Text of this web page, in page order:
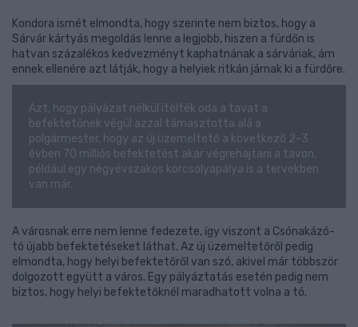
Kondora ismét elmondta, hogy szerinte nem biztos, hogy a
Sárvár kártyás megoldás lenne a legjobb, hiszen a fürdőn is
hatvan százalékos kedvezményt kaphatnának a sárváriak, ám
ennek ellenére azt látják, hogy a helyiek ritkán járnak ki a fürdőre.
Azt, hogy pályázat nélkül ítélték oda a tavat a
befektetőnek végül azzal támasztotta alá a
polgármester, hogy az új üzemeltető a következő 2-3
évben 70 milliós befektetést akar végrehajtani a tavon,
például egy négyévszakos korcsolyapálya is a tervekben
van már.
A városnak erre nem lenne fedezete, így viszont a Csónakázó-
tó újabb befektetéseket láthat. Az új üzemeltetőről pedig
elmondta, hogy helyi befektetőről van szó, akivel már többször
dolgozott együtt a város. Egy pályáztatás esetén pedig nem
biztos, hogy helyi befektetőknél maradhatott volna a tó.